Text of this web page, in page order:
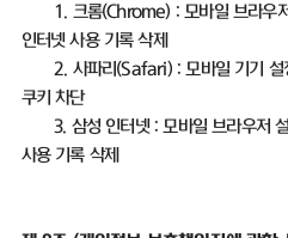
1. 크롬(Chrome) : 모바일 브라우
인터넷 사용 기록 삭제
2. 사파리 (Safari) : 모바일 기기 설
쿠키 차단
3. 삼성 인터넷: 모바일 브라우저
사용 기록 삭제